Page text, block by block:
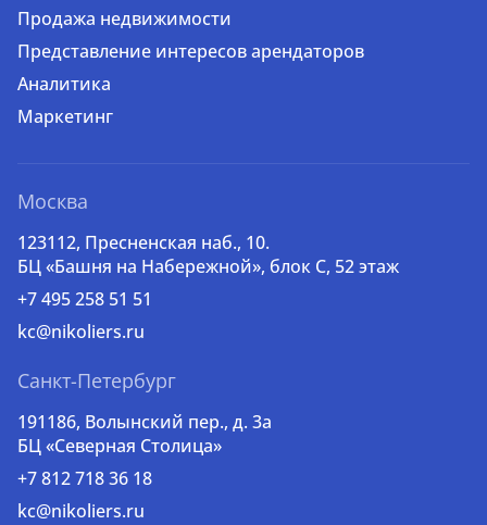
Продажа недвижимости
Представление интересов арендаторов
Аналитика
Маркетинг
Москва
123112, Пресненская наб., 10.
БЦ «Башня на Набережной», блок С, 52 этаж
+7 495 258 51 51
kc@nikoliers.ru
Санкт-Петербург
191186, Волынский пер., д. 3a
БЦ «Северная Столица»
+7 812 718 36 18
kc@nikoliers.ru